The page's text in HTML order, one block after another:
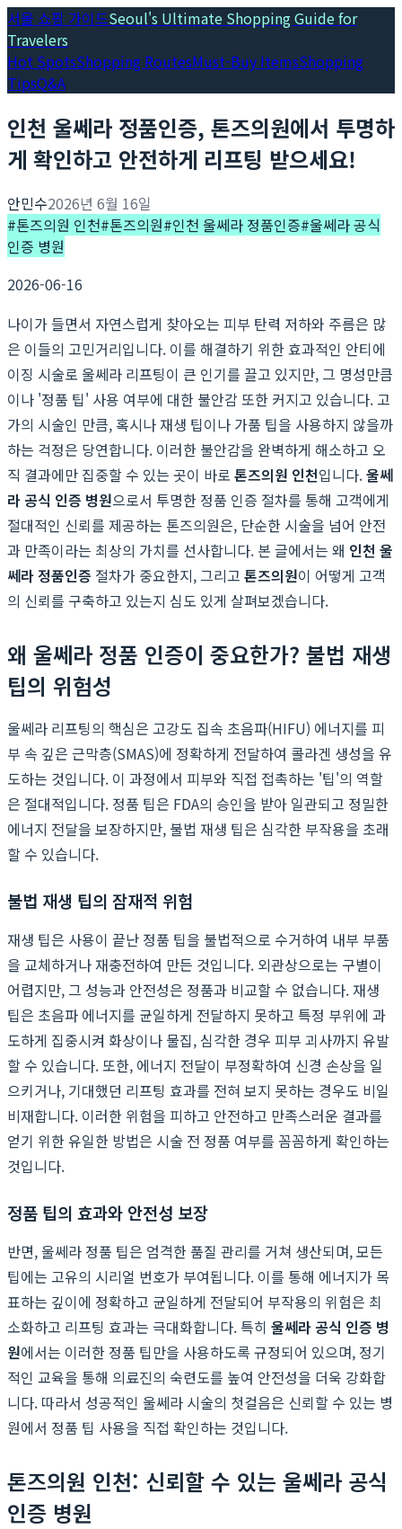
서울 쇼핑 가이드Seoul's Ultimate Shopping Guide for
Travelers
Hot SpotsShopping RoutesMust-Buy ItemsShopping
TipsQ&A
인천 울쎄라 정품인증, 톤즈의원에서 투명하
게 확인하고 안전하게 리프팅 받으세요!
안민수2026년 6월 16일
#톤즈의원 인천#톤즈의원#인천 울쎄라 정품인증#울쎄라 공식
인증 병원
2026-06-16
나이가 들면서 자연스럽게 찾아오는 피부 탄력 저하와 주름은 많
은 이들의 고민거리입니다. 이를 해결하기 위한 효과적인 안티에
이징 시술로 울쎄라 리프팅이 큰 인기를 끌고 있지만, 그 명성만큼
이나 '정품 팁' 사용 여부에 대한 불안감 또한 커지고 있습니다. 고
가의 시술인 만큼, 혹시나 재생 팁이나 가품 팁을 사용하지 않을까
하는 걱정은 당연합니다. 이러한 불안감을 완벽하게 해소하고 오
직 결과에만 집중할 수 있는 곳이 바로 톤즈의원 인천입니다.울쎄
라 공식 인증 병원으로서 투명한 정품 인증 절차를 통해 고객에게
절대적인 신뢰를 제공하는 톤즈의원은, 단순한 시술을 넘어 안전
과 만족이라는 최상의 가치를 선사합니다. 본 글에서는 왜 인천 울
쎄라 정품인증 절차가 중요한지, 그리고 톤즈의원이 어떻게 고객
의 신뢰를 구축하고 있는지 심도 있게 살펴보겠습니다.
왜 울쎄라 정품 인증이 중요한가? 불법 재생
팁의 위험성
울쎄라 리프팅의 핵심은 고강도 집속 초음파(HIFU) 에너지를 피
부 속 깊은 근막층(SMAS)에 정확하게 전달하여 콜라겐 생성을 유
도하는 것입니다. 이 과정에서 피부와 직접 접촉하는 '팁'의 역할
은 절대적입니다. 정품 팁은 FDA의 승인을 받아 일관되고 정밀한
에너지 전달을 보장하지만, 불법 재생 팁은 심각한 부작용을 초래
할 수 있습니다.
불법 재생 팁의 잠재적 위험
재생 팁은 사용이 끝난 정품 팁을 불법적으로 수거하여 내부 부품
을 교체하거나 재충전하여 만든 것입니다. 외관상으로는 구별이
어렵지만, 그 성능과 안전성은 정품과 비교할 수 없습니다. 재생
팁은 초음파 에너지를 균일하게 전달하지 못하고 특정 부위에 과
도하게 집중시켜 화상이나 물집, 심각한 경우 피부 괴사까지 유발
할 수 있습니다. 또한, 에너지 전달이 부정확하여 신경 손상을 일
으키거나, 기대했던 리프팅 효과를 전혀 보지 못하는 경우도 비일
비재합니다. 이러한 위험을 피하고 안전하고 만족스러운 결과를
얻기 위한 유일한 방법은 시술 전 정품 여부를 꼼꼼하게 확인하는
것입니다.
정품 팁의 효과와 안전성 보장
반면, 울쎄라 정품 팁은 엄격한 품질 관리를 거쳐 생산되며, 모든
팁에는 고유의 시리얼 번호가 부여됩니다. 이를 통해 에너지가 목
표하는 깊이에 정확하고 균일하게 전달되어 부작용의 위험은 최
소화하고 리프팅 효과는 극대화합니다. 특히 울쎄라 공식 인증 병
원에서는 이러한 정품 팁만을 사용하도록 규정되어 있으며, 정기
적인 교육을 통해 의료진의 숙련도를 높여 안전성을 더욱 강화합
니다. 따라서 성공적인 울쎄라 시술의 첫걸음은 신뢰할 수 있는 병
원에서 정품 팁 사용을 직접 확인하는 것입니다.
톤즈의원 인천: 신뢰할 수 있는 울쎄라 공식
인증 병원